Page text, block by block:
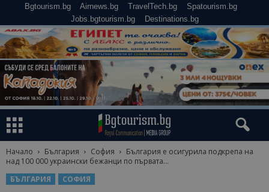
Bgtourism.bg Airnews.bg TravelTech.bg
Spatourism.bg
Jobs.bgtourism.bg
Destinations.bg
Начало България София
България е осигурила подкрепа на
над 100 000 украински бежанци по първата...
БЪЛГАРИЯ
СОФИЯ